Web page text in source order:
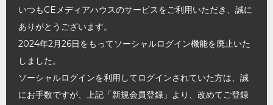
いつもCEメディアハウスのサービスをご利用いただき、誠に
ありがとうございます。
2024年2月26日をもってソーシャルログイン機能を廃止いた
しました。
ソーシャルログインを利用してログインされていた方は、誠
にお手数ですが、上記「新規会員登録」より、改めてご登録